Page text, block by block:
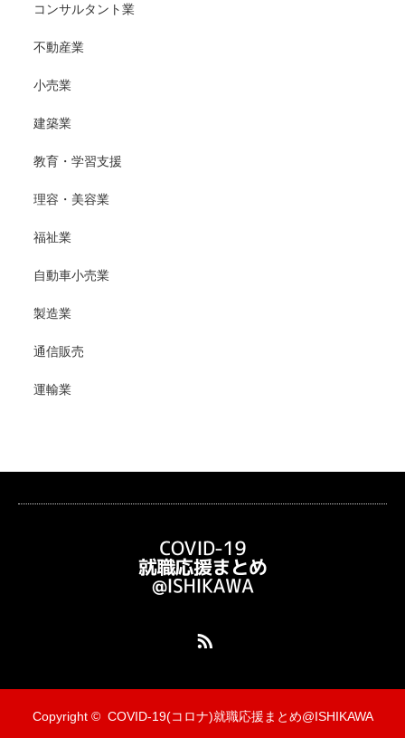
コンサルタント業
不動産業
小売業
建築業
教育・学習支援
理容・美容業
福祉業
自動車小売業
製造業
通信販売
運輸業
Copyright © COVID-19(コロナ)就職応援まとめ@ISHIKAWA